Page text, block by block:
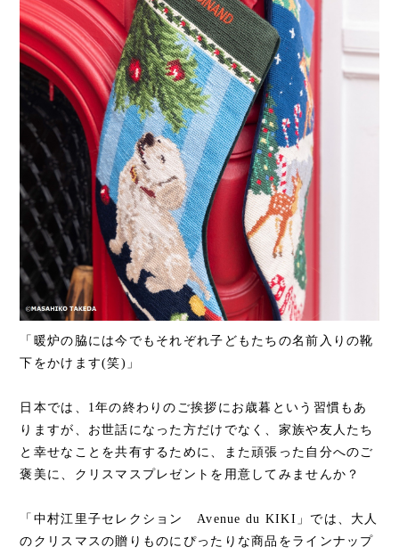
「暖炉の脇には今でもそれぞれ子どもたちの名前入りの靴
下をかけます(笑)」
日本では、1年の終わりのご挨拶にお歳暮という習慣もあ
りますが、お世話になった方だけでなく、家族や友人たち
と幸せなことを共有するために、また頑張った自分へのご
褒美に、クリスマスプレゼントを用意してみませんか？
「中村江里子セレクション Avenue du KIKI」では、大人
のクリスマスの贈りものにぴったりな商品をラインナップ